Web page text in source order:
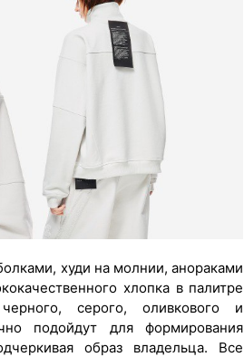
худи на молнии, анораками
хлопка в палитре
серого, оливкового и
подойдут для формирования
образ владельца. Все